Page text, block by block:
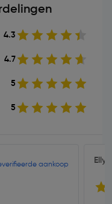
4.3
4.7
5
5
aankoop